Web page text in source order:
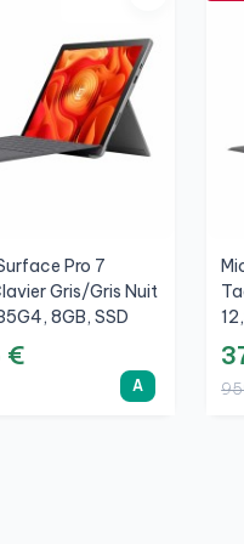
Pro 7
Gris/Gris Nuit
8GB, SSD
A
€
A